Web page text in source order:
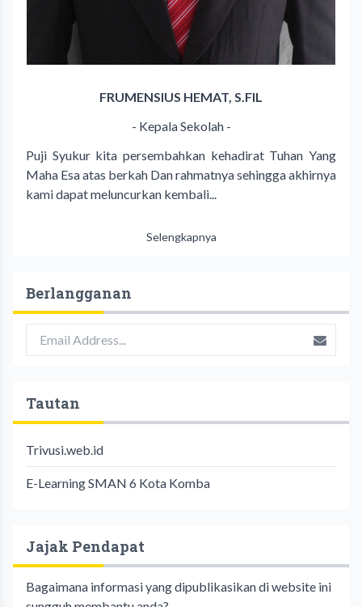
FRUMENSIUS HEMAT, S.FIL
- Kepala Sekolah -
Puji Syukur kita persembahkan kehadirat Tuhan Yang
Maha Esa atas berkah Dan rahmatnya sehingga akhirnya
kami dapat meluncurkan kembali...
Selengkapnya
Berlangganan
Tautan
Trivusi.web.id
E-Learning SMAN 6 Kota Komba
Jajak Pendapat
Bagaimana informasi yang dipublikasikan di website ini